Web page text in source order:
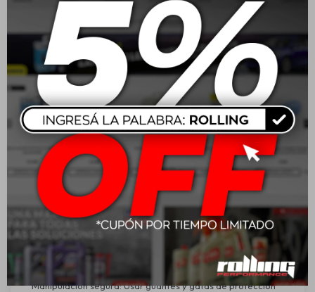
Diseño: Dimensiones: 26.0 x 17.3 x 22.5 cm | Peso: 19.7 kg |
Modelo M80RD (positivo a la derecha) y M80RE (positivo a
la izquierda) | Carcasa resistente a impactos y vibraciones
Aplicación:
Recomendada para vehículos medianos, camionetas, SUVs
y utilitarios livianos que requieren una batería confiable
para un uso diario intenso. Su alta potencia de arranque la
hace ideal para climas fríos o para vehículos con múltiples
accesorios eléctricos.
Homologaciones:
Cumple con estándares internacionales de calidad y
seguridad en baterías automotrices, garantizando
durabilidad y óptimo desempeño.
Seguridad y medio ambiente:
Manipulación segura: Usar guantes y gafas de protección